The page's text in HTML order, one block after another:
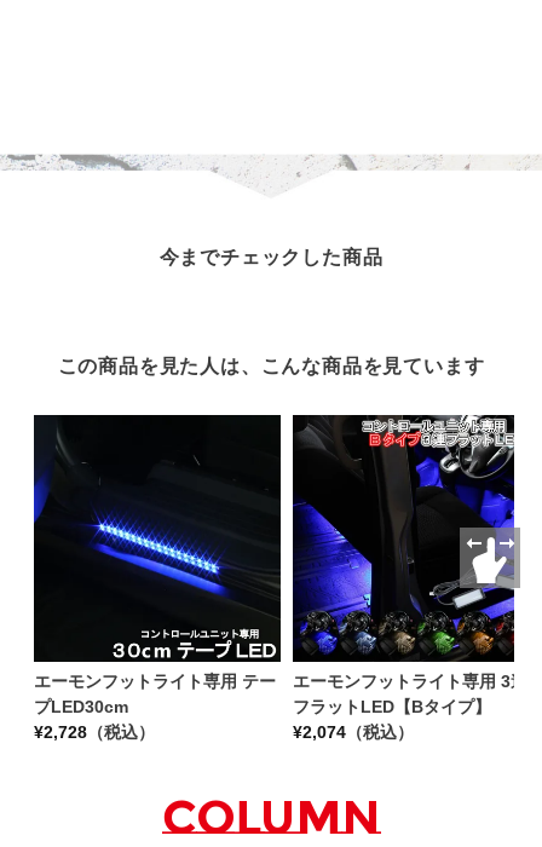
今までチェックした商品
この商品を見た人は、こんな商品を見ています
エーモンフットライト専用 テー
プLED30cm
¥2,728 （税込）
エーモンフットライト専用 3連
フラットLED【Bタイプ】
¥2,074 （税込）
COLUMN